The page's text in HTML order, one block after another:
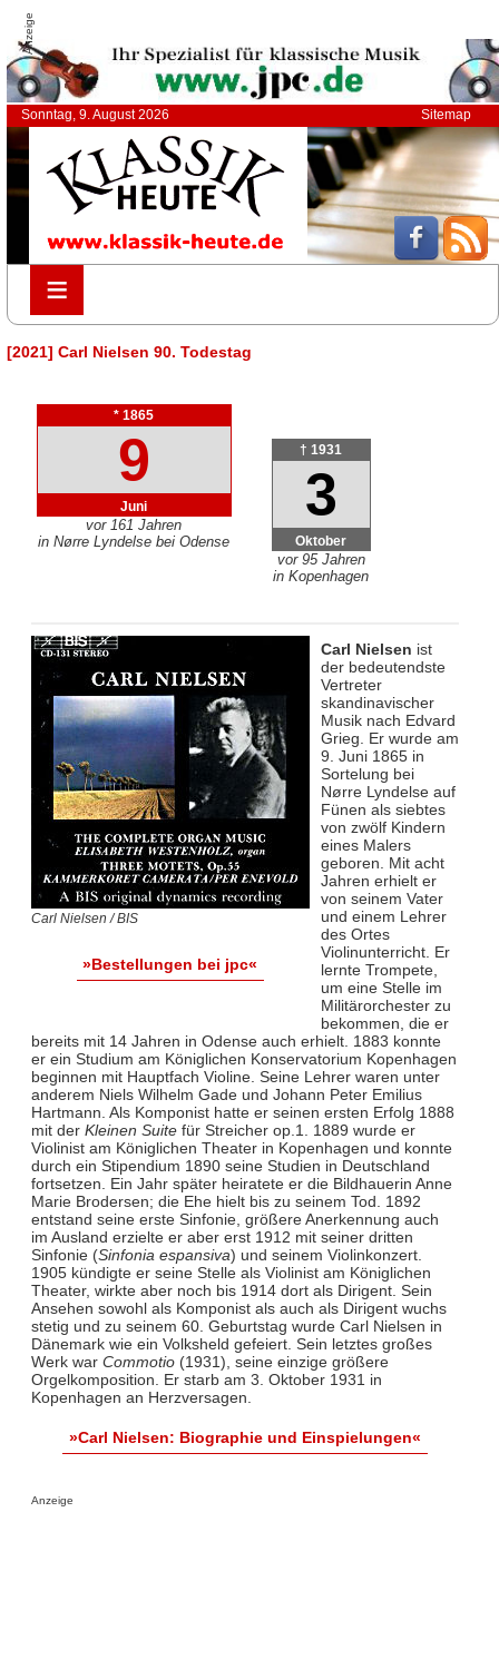
Anzeige
Sonntag, 9. August 2026 Sitemap
≡
≡
[2021] Carl Nielsen 90. Todestag
* 1865
9
Juni
vor 161 Jahren
in Nørre Lyndelse bei Odense
† 1931
3
Oktober
vor 95 Jahren
in Kopenhagen
Carl Nielsen / BIS
»Bestellungen bei jpc«
Carl Nielsen ist
der bedeutendste
Vertreter
skandinavischer
Musik nach Edvard
Grieg. Er wurde am
9. Juni 1865 in
Sortelung bei
Nørre Lyndelse auf
Fünen als siebtes
von zwölf Kindern
eines Malers
geboren. Mit acht
Jahren erhielt er
von seinem Vater
und einem Lehrer
des Ortes
Violinunterricht. Er
lernte Trompete,
um eine Stelle im
Militärorchester zu
bekommen, die er
bereits mit 14 Jahren in Odense auch erhielt. 1883 konnte
er ein Studium am Königlichen Konservatorium Kopenhagen
beginnen mit Hauptfach Violine. Seine Lehrer waren unter
anderem Niels Wilhelm Gade und Johann Peter Emilius
Hartmann. Als Komponist hatte er seinen ersten Erfolg 1888
mit der Kleinen Suitefür Streicher op.1. 1889 wurde er
Violinist am Königlichen Theater in Kopenhagen und konnte
durch ein Stipendium 1890 seine Studien in Deutschland
fortsetzen. Ein Jahr später heiratete er die Bildhauerin Anne
Marie Brodersen; die Ehe hielt bis zu seinem Tod. 1892
entstand seine erste Sinfonie, größere Anerkennung auch
im Ausland erzielte er aber erst 1912 mit seiner dritten
Sinfonie (Sinfonia espansiva) und seinem Violinkonzert.
1905 kündigte er seine Stelle als Violinist am Königlichen
Theater, wirkte aber noch bis 1914 dort als Dirigent. Sein
Ansehen sowohl als Komponist als auch als Dirigent wuchs
stetig und zu seinem 60. Geburtstag wurde Carl Nielsen in
Dänemark wie ein Volksheld gefeiert. Sein letztes großes
Werk war Commotio(1931), seine einzige größere
Orgelkomposition. Er starb am 3. Oktober 1931 in
Kopenhagen an Herzversagen.
»Carl Nielsen: Biographie und Einspielungen«
Anzeige